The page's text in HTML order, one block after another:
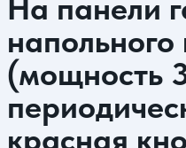
На панели
напольного
(мощность
красная